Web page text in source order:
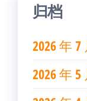
归档
2026 年 7
2026 年 5